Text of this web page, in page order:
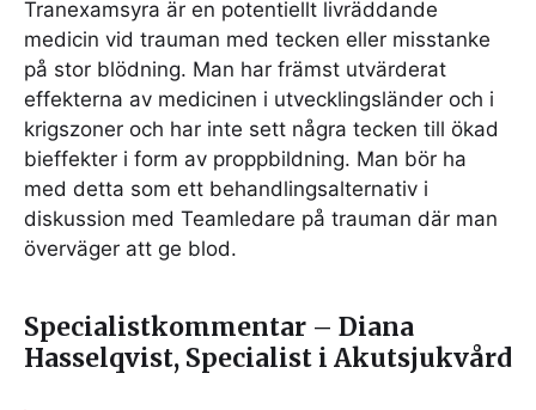
Tranexamsyra är en potentiellt livräddande
medicin vid trauman med tecken eller misstanke
på stor blödning. Man har främst utvärderat
effekterna av medicinen i utvecklingsländer och i
krigszoner och har inte sett några tecken till ökad
bieffekter i form av proppbildning. Man bör ha
med detta som ett behandlingsalternativ i
diskussion med Teamledare på trauman där man
överväger att ge blod.
Specialistkommentar – Diana
Hasselqvist, Specialist i Akutsjukvård